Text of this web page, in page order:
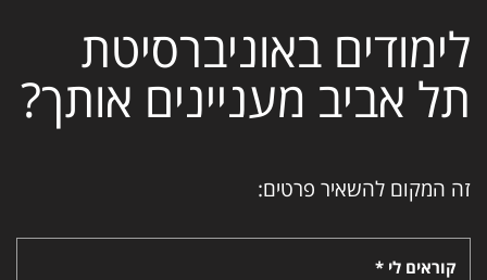
לימודים באוניברסיטת
תל אביב מעניינים אותך?
זה המקום להשאיר פרטים:
קוראים לי *